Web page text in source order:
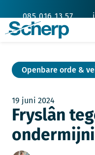
085 016 13 57
Openbare orde &
19 juni 2024
Fryslân